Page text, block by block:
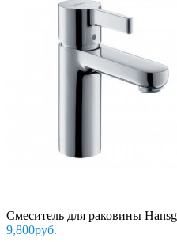
Смеситель для раковины
9,800руб.